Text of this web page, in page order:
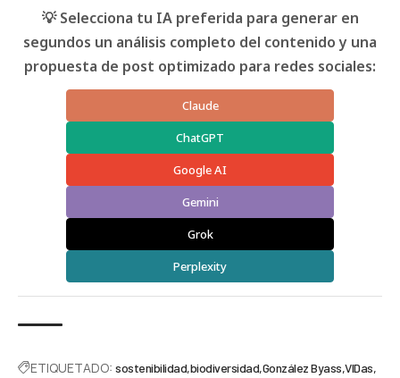
💡 Selecciona tu IA preferida para generar en
segundos un análisis completo del contenido y una
propuesta de post optimizado para redes sociales:
Claude
ChatGPT
Google AI
Gemini
Grok
Perplexity
ETIQUETADO: sostenibilidad biodiversidad González Byass VIDas